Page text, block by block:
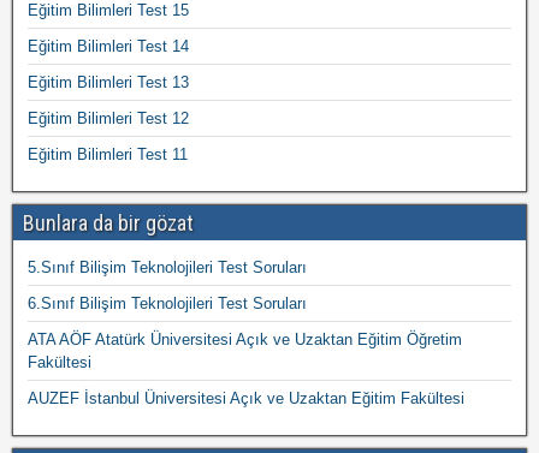
Eğitim Bilimleri Test 15
Eğitim Bilimleri Test 14
Eğitim Bilimleri Test 13
Eğitim Bilimleri Test 12
Eğitim Bilimleri Test 11
Bunlara da bir gözat
5.Sınıf Bilişim Teknolojileri Test Soruları
6.Sınıf Bilişim Teknolojileri Test Soruları
ATA AÖF Atatürk Üniversitesi Açık ve Uzaktan Eğitim Öğretim
Fakültesi
AUZEF İstanbul Üniversitesi Açık ve Uzaktan Eğitim Fakültesi